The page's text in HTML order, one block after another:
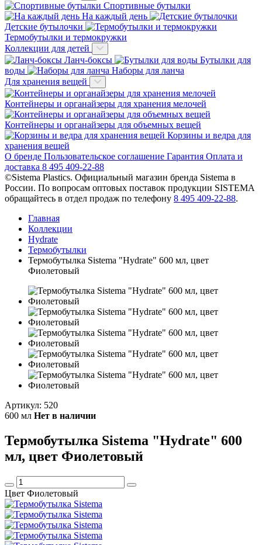
Спортивные бутылки
На каждый день
Детские бутылочки
Термобутылки и термокружки
Коллекции для детей
Ланч-боксы
Бутылки для
воды
Наборы для ланча
Для хранения вещей
Контейнеры и органайзеры для хранения мелочей
Контейнеры и органайзеры для объемных вещей
Корзины и ведра для
хранения вещей
О бренде Пользовательское соглашение Гарантия Оплата и
доставка 8 495 409-22-88
©Sistema Plastics. Официальный магазин бренда Sistema в
России. По вопросам оптовых поставок продукции SISTEMA
обращайтесь в отдел продаж по телефону 8 495 409-22-88.
Главная
Коллекции
Hydrate
Термобутылки
Термобутылка Sistema "Hydrate" 600 мл, цвет
Фиолетовый
Артикул: 520
600 мл Нет в наличии
Термобутылка Sistema "Hydrate" 600
мл, цвет Фиолетовый
Цвет Фиолетовый